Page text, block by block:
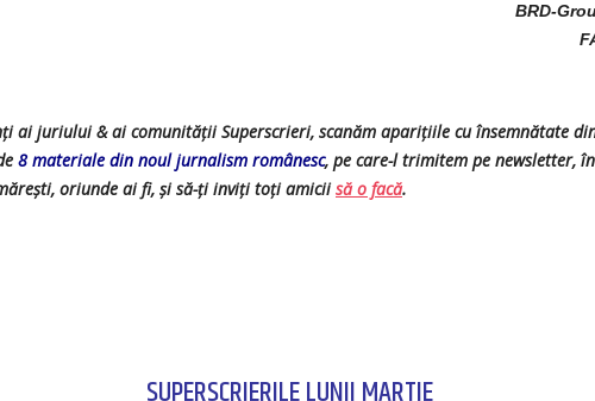
BRD-
ai juriului & ai comunității Superscrieri, scanăm aparițiile cu însemnătate
8 materiale din noul jurnalism românesc, pe care-l trimitem pe newsletter,
oriunde ai fi, și să-ți inviți toți amiciisă o facă.